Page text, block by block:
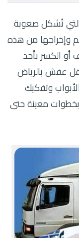
تُشكل صعوبة
وإخراجها من هذه
أو الكسر بأحد
عفش بالرياض
وتفكيك
بخطوات معينة حتى